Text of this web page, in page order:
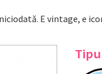
E vintage,